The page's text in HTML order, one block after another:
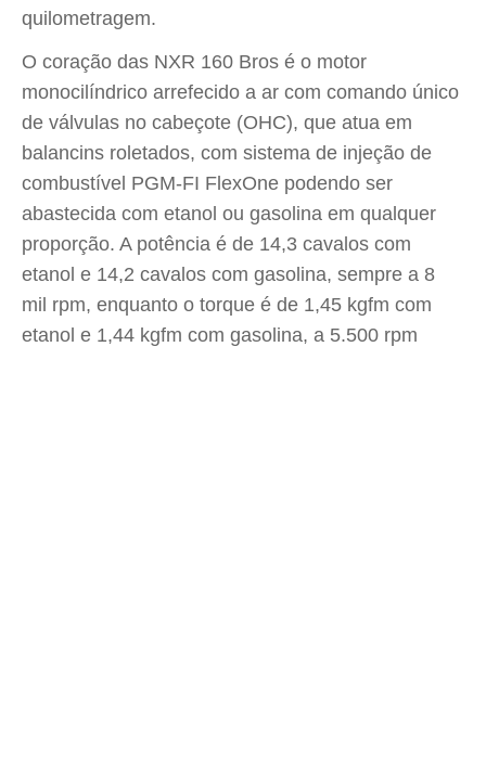
quilometragem.
O coração das NXR 160 Bros é o motor
monocilíndrico arrefecido a ar com comando único
de válvulas no cabeçote (OHC), que atua em
balancins roletados, com sistema de injeção de
combustível PGM-FI FlexOne podendo ser
abastecida com etanol ou gasolina em qualquer
proporção. A potência é de 14,3 cavalos com
etanol e 14,2 cavalos com gasolina, sempre a 8
mil rpm, enquanto o torque é de 1,45 kgfm com
etanol e 1,44 kgfm com gasolina, a 5.500 rpm